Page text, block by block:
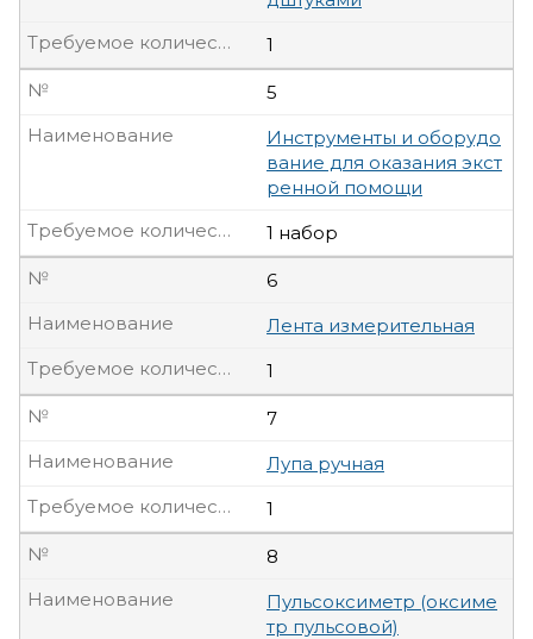
1
Требуемое количество, шт
5
№
Инструменты и оборудо
вание для оказания экст
ренной помощи
Наименование
1 набор
Требуемое количество, шт
6
№
Лента измерительная
Наименование
1
Требуемое количество, шт
7
№
Лупа ручная
Наименование
1
Требуемое количество, шт
8
№
Пульсоксиметр (оксиме
тр пульсовой)
Наименование